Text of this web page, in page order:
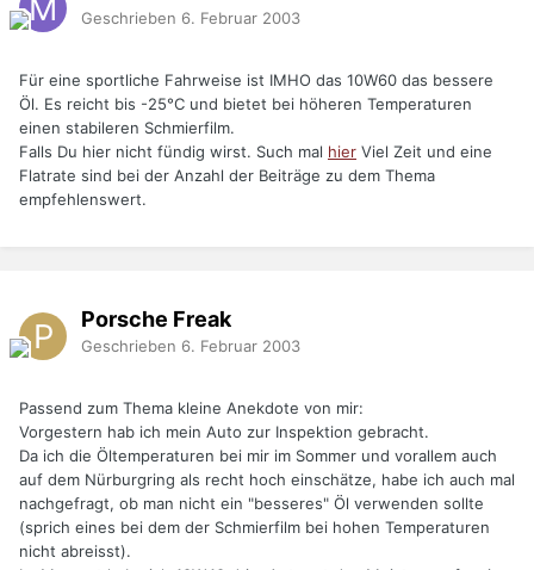
Geschrieben 6. Februar 2003
Für eine sportliche Fahrweise ist IMHO das 10W60 das bessere
Öl. Es reicht bis -25°C und bietet bei höheren Temperaturen
einen stabileren Schmierfilm.
Falls Du hier nicht fündig wirst. Such mal hier Viel Zeit und eine
Flatrate sind bei der Anzahl der Beiträge zu dem Thema
empfehlenswert.
Porsche Freak
Geschrieben 6. Februar 2003
Passend zum Thema kleine Anekdote von mir:
Vorgestern hab ich mein Auto zur Inspektion gebracht.
Da ich die Öltemperaturen bei mir im Sommer und vorallem auch
auf dem Nürburgring als recht hoch einschätze, habe ich auch mal
nachgefragt, ob man nicht ein "besseres" Öl verwenden sollte
(sprich eines bei dem der Schmierfilm bei hohen Temperaturen
nicht abreisst).